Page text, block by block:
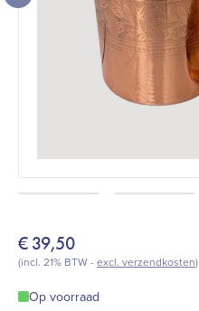
€39,50
(incl. 21% BTW -excl. verzendkosten)
Op voorraad